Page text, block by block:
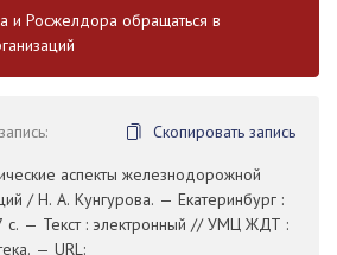
и Росжелдора обращаться в
Скопировать запись
аспекты железнодорожной
/ Н. А. Кунгурова. — Екатеринбург :
— Текст : электронный // УМЦ ЖДТ :
— URL: